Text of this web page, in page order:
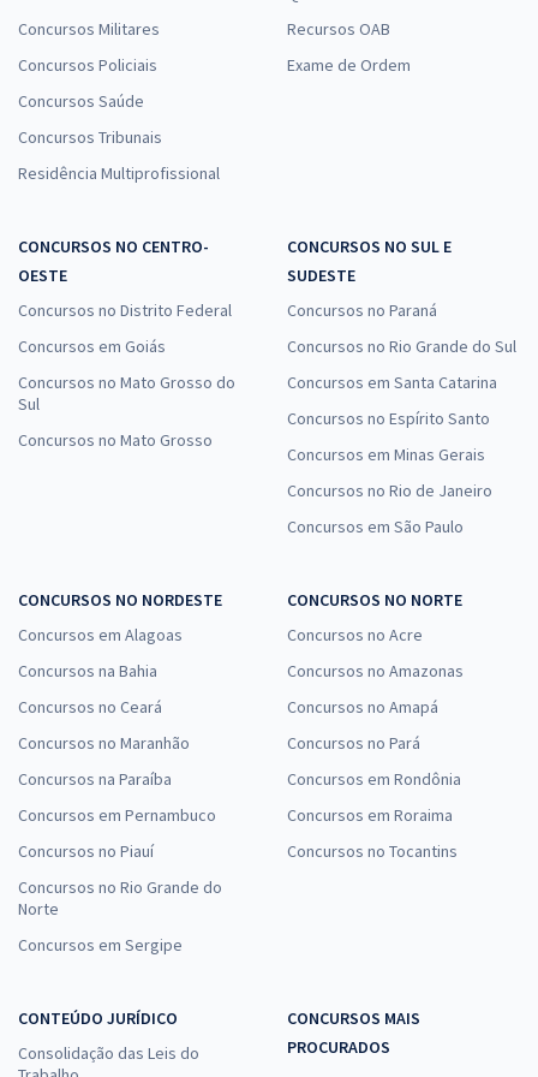
Concursos Militares
Concursos Policiais
Concursos Saúde
Concursos Tribunais
Residência Multiprofissional
Recursos OAB
Exame de Ordem
CONCURSOS NO CENTRO-
OESTE
Concursos no Distrito Federal
Concursos em Goiás
Concursos no Mato Grosso do
Sul
Concursos no Mato Grosso
CONCURSOS NO SUL E
SUDESTE
Concursos no Paraná
Concursos no Rio Grande do Sul
Concursos em Santa Catarina
Concursos no Espírito Santo
Concursos em Minas Gerais
Concursos no Rio de Janeiro
Concursos em São Paulo
CONCURSOS NO NORDESTE
Concursos em Alagoas
Concursos na Bahia
Concursos no Ceará
Concursos no Maranhão
Concursos na Paraíba
Concursos em Pernambuco
Concursos no Piauí
Concursos no Rio Grande do
Norte
Concursos em Sergipe
CONCURSOS NO NORTE
Concursos no Acre
Concursos no Amazonas
Concursos no Amapá
Concursos no Pará
Concursos em Rondônia
Concursos em Roraima
Concursos no Tocantins
CONTEÚDO JURÍDICO
Consolidação das Leis do
CONCURSOS MAIS
PROCURADOS